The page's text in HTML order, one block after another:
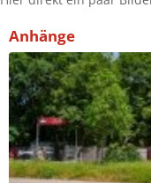
i
n
e
n
Anhänge